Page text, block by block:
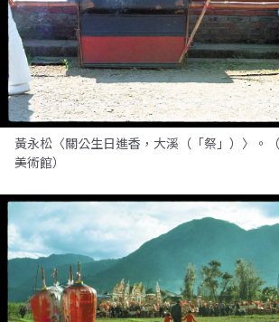
黃永松〈關公生日進香，大溪（「祭」）〉。
美術館）